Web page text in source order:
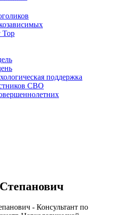
Top
поддержка
СВО